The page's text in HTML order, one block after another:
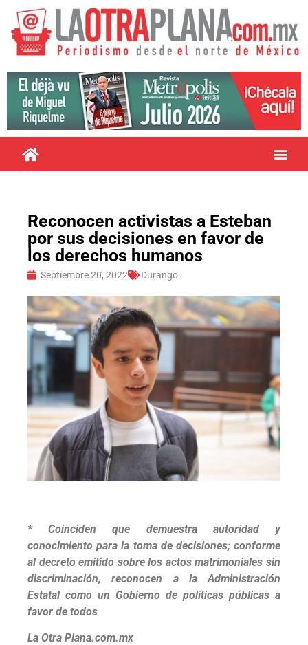
Reconocen activistas a Esteban
por sus decisiones en favor de
los derechos humanos
Septiembre 20, 2022 Durango
* Coinciden que demuestra autoridad y
conocimiento para la toma de decisiones; conforme
al decreto emitido sobre los actos matrimoniales sin
discriminación, reconocen a la Administración
Estatal como un Gobierno de políticas públicas a
favor de todos
La Otra Plana.com.mx